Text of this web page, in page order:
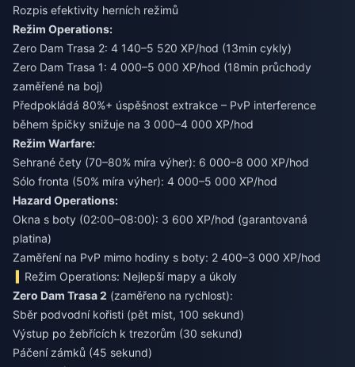
Rozpis efektivity herních režimů
Režim Operations:
Zero Dam Trasa 2: 4 140–5 520 XP/hod (13min cykly)
Zero Dam Trasa 1: 4 000–5 000 XP/hod (18min průchody
zaměřené na boj)
Předpokládá 80%+ úspěšnost extrakce – PvP interference
během špičky snižuje na 3 000–4 000 XP/hod
Režim Warfare:
Sehrané čety (70–80% míra výher): 6 000–8 000 XP/hod
Sólo fronta (50% míra výher): 4 000–5 000 XP/hod
Hazard Operations:
Okna s boty (02:00–08:00): 3 600 XP/hod (garantovaná
platina)
Zaměření na PvP mimo hodiny s boty: 2 400–3 000 XP/hod
Režim Operations: Nejlepší mapy a úkoly
Zero Dam Trasa 2 (zaměřeno na rychlost):
Sběr podvodní kořisti (pět míst, 100 sekund)
Výstup po žebřících k trezorům (30 sekund)
Páčení zámků (45 sekund)